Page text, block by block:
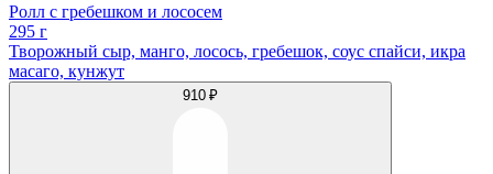
Ролл с гребешком и лососем
295 г
Творожный сыр, манго, лосось, гребешок, соус спайси, икра
масаго, кунжут
910 ₽